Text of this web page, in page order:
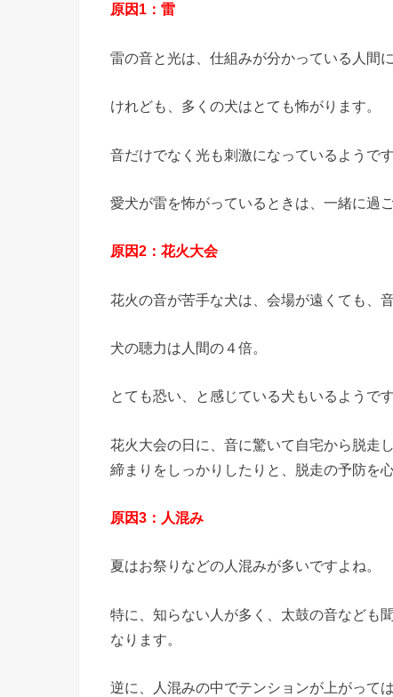
原因1：雷
雷の音と光は、仕組みが分かっている人間
けれども、多くの犬はとても怖がります。
音だけでなく光も刺激になっているようです
愛犬が雷を怖がっているときは、一緒に過
原因2：花火大会
花火の音が苦手な犬は、会場が遠くても、
犬の聴力は人間の４倍。
とても恐い、と感じている犬もいるようです
花火大会の日に、音に驚いて自宅から脱走
締まりをしっかりしたりと、脱走の予防を
原因3：人混み
夏はお祭りなどの人混みが多いですよね。
特に、知らない人が多く、太鼓の音なども
なります。
逆に、人混みの中でテンションが上がって